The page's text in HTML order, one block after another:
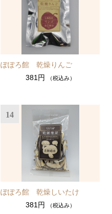
ぽぽろ館 乾燥りんご
381円
（税込み）
14
ぽぽろ館 乾燥しいたけ
381円
（税込み）